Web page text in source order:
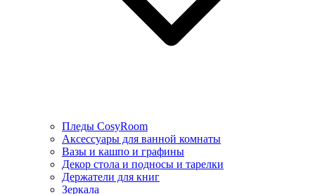
Пледы CosyRoom
Аксессуары для ванной комнаты
Вазы и кашпо и графины
Декор стола и подносы и тарелки
Держатели для книг
Зеркала